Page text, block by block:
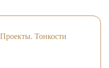
Тонкости